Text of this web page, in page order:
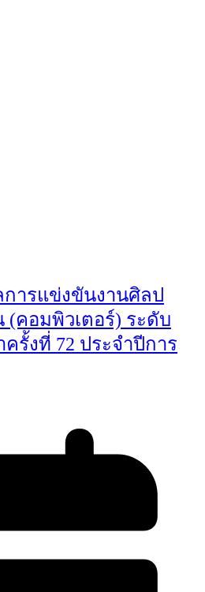
ารแข่งขันงานศิลป
(คอมพิวเตอร์) ระดับ
รั้งที่ 72 ประจำปีการ